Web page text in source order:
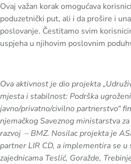
Ovaj važan korak omogućava
poduzetnički put, ali i da prošire i
poslovanje. Čestitamo svim
uspjeha u njihovim poslovnim
Ova aktivnost je dio projekta
mjesta i stabilnost: Podrška
javno/privatno/civilno partnerstvo“
njemačkog Saveznog ministarstva
razvoj – BMZ. Nosilac projekta je
partner LIR CD, a implementira se u
zajednicama Teslić, Goražde,